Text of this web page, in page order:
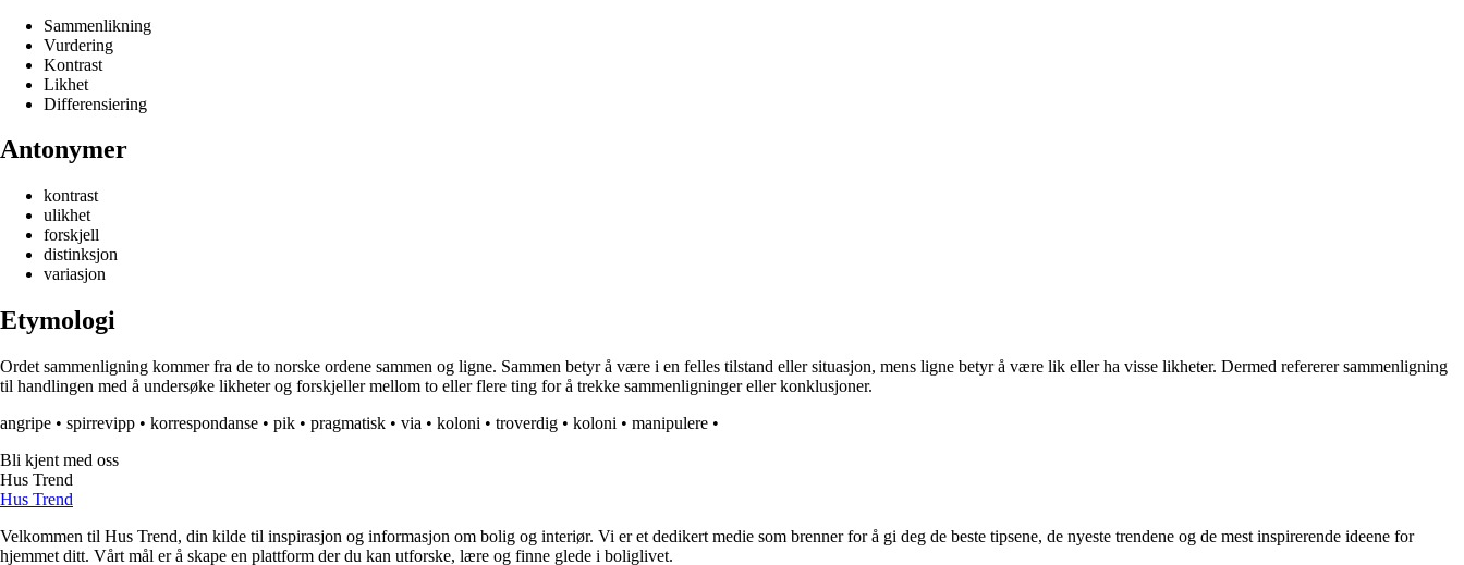
Sammenlikning
Vurdering
Kontrast
Likhet
Differensiering
Antonymer
kontrast
ulikhet
forskjell
distinksjon
variasjon
Etymologi
Ordet sammenligning kommer fra de to norske ordene sammen og ligne. Sammen betyr å være i en felles tilstand eller situasjon, mens ligne betyr å være lik eller ha visse likheter. Dermed refererer sammenligning
til handlingen med å undersøke likheter og forskjeller mellom to eller flere ting for å trekke sammenligninger eller konklusjoner.
angripe • spirrevipp • korrespondanse • pik • pragmatisk • via • koloni • troverdig • koloni • manipulere •
Bli kjent med oss
Hus Trend
Hus Trend
Velkommen til Hus Trend, din kilde til inspirasjon og informasjon om bolig og interiør. Vi er et dedikert medie som brenner for å gi deg de beste tipsene, de nyeste trendene og de mest inspirerende ideene for
hjemmet ditt. Vårt mål er å skape en plattform der du kan utforske, lære og finne glede i boliglivet.